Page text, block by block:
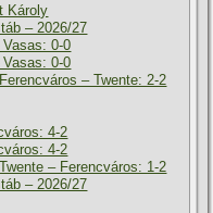
Károly
– 2026/27
0-0
0-0
– Twente: 2-2
4-2
4-2
– Ferencváros: 1-2
– 2026/27